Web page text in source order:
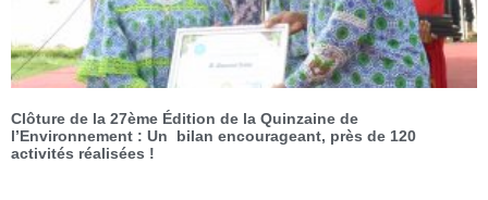
Clôture de la 27ème Édition de la Quinzaine de
l’Environnement : Un bilan encourageant, près de 120
activités réalisées !